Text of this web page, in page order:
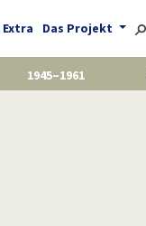
Extra Das Projekt
1945–1961